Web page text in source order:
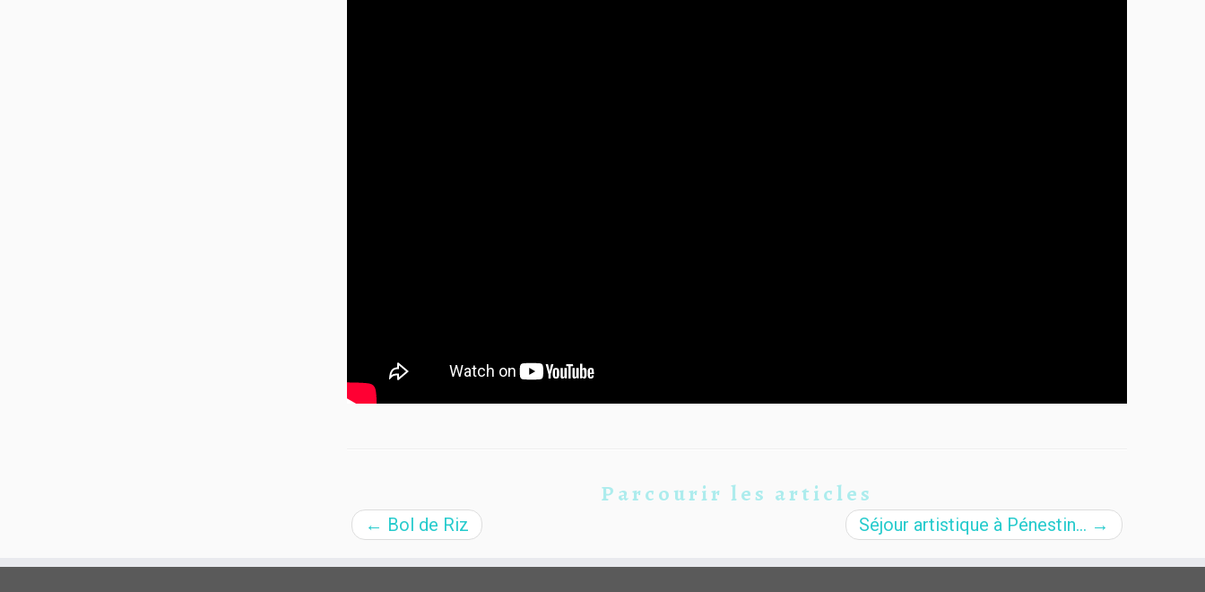
Parcourir les articles
← Bol de Riz Séjour artistique à Pénestin… →